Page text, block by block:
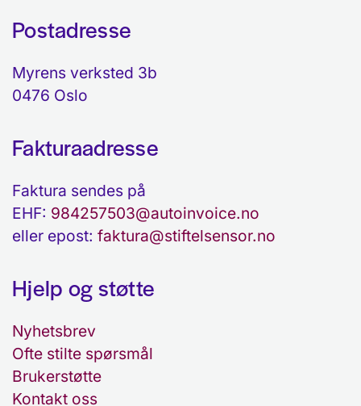
Postadresse
Myrens verksted 3b
0476 Oslo
Fakturaadresse
Faktura sendes på
EHF: 984257503@autoinvoice.no
eller epost: faktura@stiftelsensor.no
Hjelp og støtte
Nyhetsbrev
Ofte stilte spørsmål
Brukerstøtte
Kontakt oss